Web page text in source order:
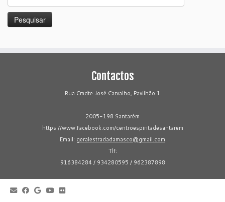
por:
Contactos
Rua Cmdte José Carvalho, Pavilhão 1
2005-198 Santarém
https://www.facebook.com/centroespiritadesantarem
Email: geralestradadamasco@gmail.com
Tlf:
916384284 / 934280595 / 962387898